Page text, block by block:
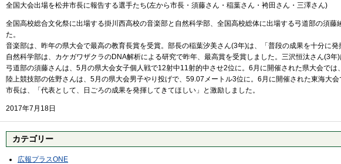
全国大会出場を松井市長に報告する選手たち(左から市長・須藤さん・稲葉さん・袴田さん・三澤さん)
全国高校総合文化祭に出場する掛川西高校の音楽部と自然科学部、全国高校総体に出場する弓道部の須
た。
音楽部は、昨年の県大会で最高の教育長賞を受賞。部長の稲葉汐美さん(3年)は、「普段の成果を十分に発
自然科学部は、カケガワザクラのDNA解析による研究で昨年、最高賞を受賞しました。三沢恒汰さん(3年
弓道部の須藤さんは、5月の県大会女子個人戦で12射中11射的中させ2位に。6月に開催された県大会で
陸上競技部の佐野さんは、5月の県大会男子やり投げで、59.07メートル3位に。6月に開催された東海大
市長は、「代表として、日ごろの成果を発揮してきてほしい」と激励しました。
2017年7月18日
カテゴリー
広報プラスONE